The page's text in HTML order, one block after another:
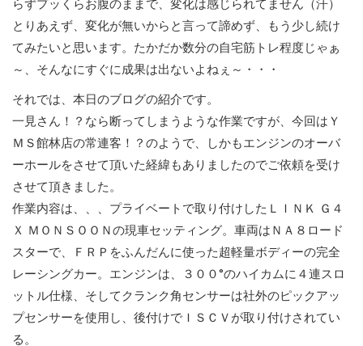
らずプッくらお腹のままで、変化は感じられてません（汗）
とりあえず、変化が無いからと言って諦めず、もう少し続け
てみたいと思います。たかだか数分の自宅筋トレ程度じゃぁ
～、そんなにすぐに成果は出ないよねぇ～・・・
それでは、本日のブログの紹介です。
一見さん！？なら断ってしまうような作業ですが、今回はＹ
ＭＳ館林店の常連客！？のようで、しかもエンジンのオーバ
ーホールをさせて頂いた経緯もありましたのでご依頼を受け
させて頂きました。
作業内容は、、、プライベートで取り付けしたＬＩＮＫ Ｇ４
Ｘ ＭＯＮＳＯＯＮの現車セッティング。車両はＮＡ８ロード
スターで、ＦＲＰをふんだんに使った超軽量ボディーの完全
レーシングカー。エンジンは、３００°のハイカムに４連スロ
ットル仕様、そしてクランク角センサーは社外のピックアッ
プセンサーを使用し、後付けでＩＳＣＶが取り付けされてい
る。